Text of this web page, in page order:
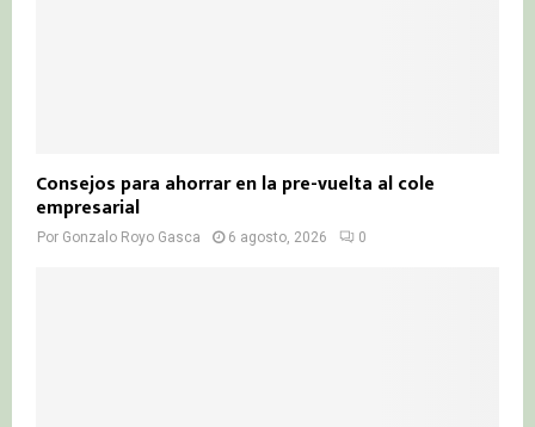
Consejos para ahorrar en la pre-vuelta al cole
empresarial
Por Gonzalo Royo Gasca 6 agosto, 2026 0